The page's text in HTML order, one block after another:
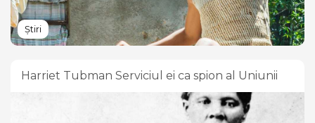
Știri
Harriet Tubman Serviciul ei ca spion al Uniunii